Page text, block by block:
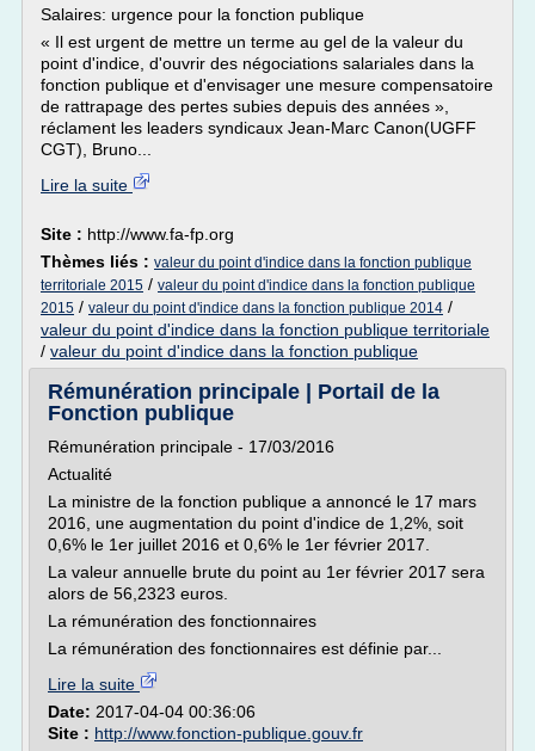
Salaires: urgence pour la fonction publique
« Il est urgent de mettre un terme au gel de la valeur du
point d'indice, d'ouvrir des négociations salariales dans la
fonction publique et d'envisager une mesure compensatoire
de rattrapage des pertes subies depuis des années »,
réclament les leaders syndicaux Jean-Marc Canon(UGFF
CGT), Bruno...
Lire la suite
Site : http://www.fa-fp.org
Thèmes liés : valeur du point d'indice dans la fonction publique
territoriale 2015 / valeur du point d'indice dans la fonction publique
2015 / valeur du point d'indice dans la fonction publique 2014 /
valeur du point d'indice dans la fonction publique territoriale
/ valeur du point d'indice dans la fonction publique
Rémunération principale | Portail de la
Fonction publique
Rémunération principale - 17/03/2016
Actualité
La ministre de la fonction publique a annoncé le 17 mars
2016, une augmentation du point d'indice de 1,2%, soit
0,6% le 1er juillet 2016 et 0,6% le 1er février 2017.
La valeur annuelle brute du point au 1er février 2017 sera
alors de 56,2323 euros.
La rémunération des fonctionnaires
La rémunération des fonctionnaires est définie par...
Lire la suite
Date: 2017-04-04 00:36:06
Site : http://www.fonction-publique.gouv.fr